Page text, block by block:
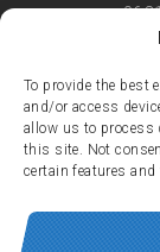
To provide the best
and/or access
allow us to process
this site. Not
certain features
06